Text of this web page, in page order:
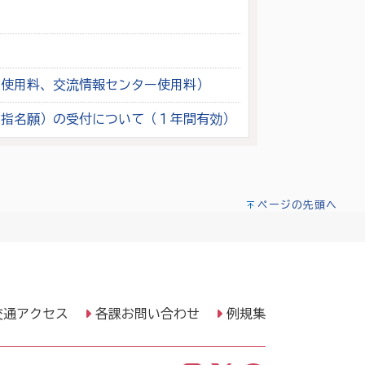
用料、交流情報センター使用料）
名願）の受付について（１年間有効）
ページの先頭へ
通アクセス 各課お問い合わせ 例規集